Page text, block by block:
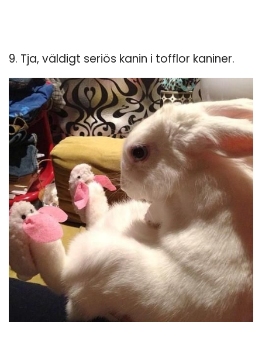
9. Tja, väldigt seriös kanin i tofflor kaniner.